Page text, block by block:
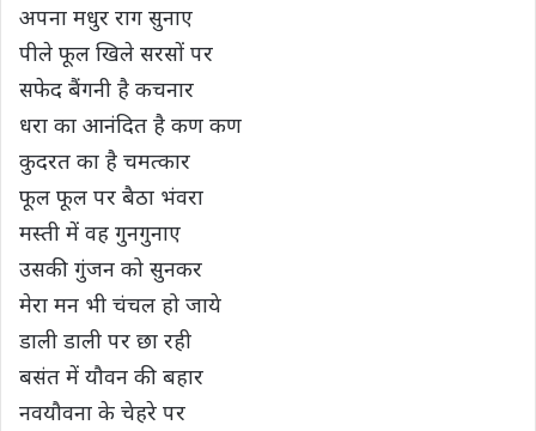
अपना मधुर राग सुनाए
पीले फूल खिले सरसों पर
सफेद बैंगनी है कचनार
धरा का आनंदित है कण कण
कुदरत का है चमत्कार
फूल फूल पर बैठा भंवरा
मस्ती में वह गुनगुनाए
उसकी गुंजन को सुनकर
मेरा मन भी चंचल हो जाये
डाली डाली पर छा रही
बसंत में यौवन की बहार
नवयौवना के चेहरे पर